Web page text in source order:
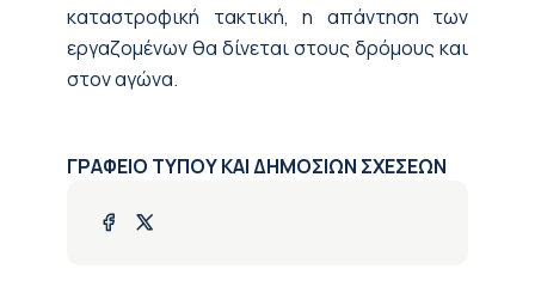
καταστροφική τακτική, η απάντηση των
εργαζομένων θα δίνεται στους δρόμους και
στον αγώνα.
ΓΡΑΦΕΙΟ ΤΥΠΟΥ ΚΑΙ ΔΗΜΟΣΙΩΝ ΣΧΕΣΕΩΝ